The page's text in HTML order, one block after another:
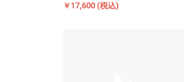
￥17,600 (税込)